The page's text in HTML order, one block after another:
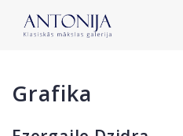
Grafika